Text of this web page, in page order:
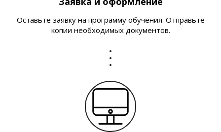
Оставьте заявку на программу обучения. Отправьте
копии необходимых документов.